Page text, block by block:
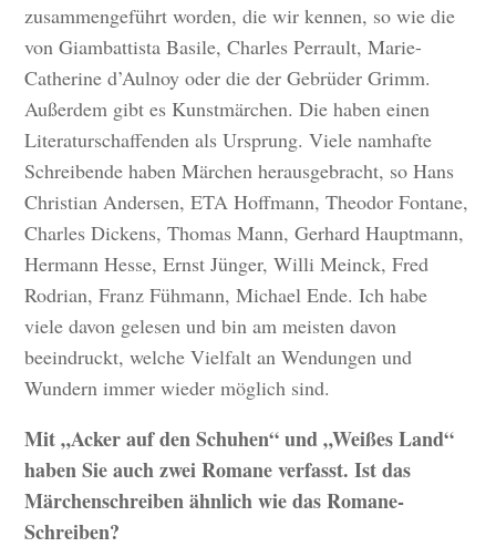
zusammengeführt worden, die wir kennen, so wie die
von Giambattista Basile, Charles Perrault, Marie-
Catherine d’Aulnoy oder die der Gebrüder Grimm.
Außerdem gibt es Kunstmärchen. Die haben einen
Literaturschaffenden als Ursprung. Viele namhafte
Schreibende haben Märchen herausgebracht, so Hans
Christian Andersen, ETA Hoffmann, Theodor Fontane,
Charles Dickens, Thomas Mann, Gerhard Hauptmann,
Hermann Hesse, Ernst Jünger, Willi Meinck, Fred
Rodrian, Franz Fühmann, Michael Ende. Ich habe
viele davon gelesen und bin am meisten davon
beeindruckt, welche Vielfalt an Wendungen und
Wundern immer wieder möglich sind.
Mit „Acker auf den Schuhen“ und „Weißes Land“
haben Sie auch zwei Romane verfasst. Ist das
Märchenschreiben ähnlich wie das Romane-
Schreiben?